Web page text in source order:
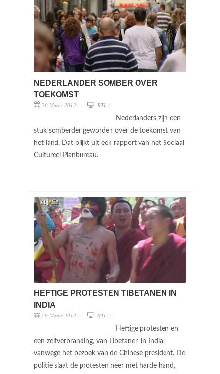
NEDERLANDER SOMBER OVER
TOEKOMST
30 Maart 2012 RTL 4
Nederlanders zijn een
stuk somberder geworden over de toekomst van
het land. Dat blijkt uit een rapport van het Sociaal
Cultureel Planbureau.
HEFTIGE PROTESTEN TIBETANEN IN
INDIA
29 Maart 2012 RTL 4
Heftige protesten en
een zelfverbranding, van Tibetanen in India,
vanwege het bezoek van de Chinese president. De
politie slaat de protesten neer met harde hand,